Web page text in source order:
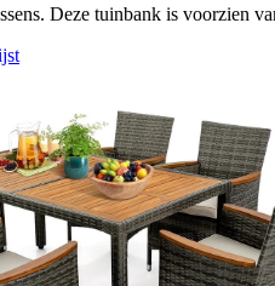
Deze tuinbank is voorzien